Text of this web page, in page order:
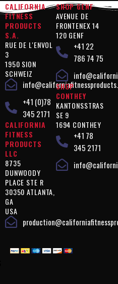
CALIFORNIA
FITNESS
PRODUCTS
S.A.
RUE DE L'ENVOL
3
1950 SION
SCHWEIZ
+41 (0)78
345 2171
CALIFORNIA
FITNESS
PRODUCTS
LLC
8735
DUNWOODY
PLACE STE R
30350 ATLANTA,
GA
USA
SHOP GENF
AVENUE DE
FRONTENEX 14
120 GENF
+41 22
786 74 75
SHOP
CONTHEY
KANTONSSTRAS
SE 9
1694 CONTHEY
+41 78
345 2171